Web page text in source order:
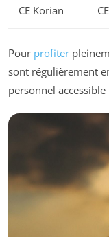
CE Korian
CE
Pour profiter
sont régulièrement
personnel accessible